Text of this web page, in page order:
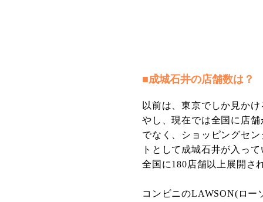
■成城石井の店舗数は？
以前は、東京でしか見か
やし、現在では全国に店
でなく、ショッピングセ
トとして成城石井が入っ
全国に180店舗以上展開さ
コンビニのLAWSON(ロー